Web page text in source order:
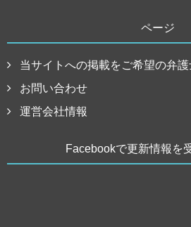
ページ
当サイトへの掲載をご希望の弁
お問い合わせ
運営会社情報
Facebookで更新情報を